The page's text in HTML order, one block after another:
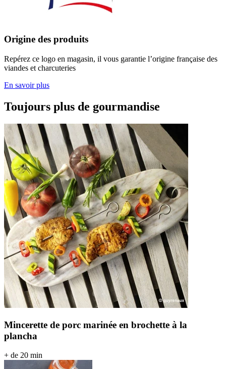
Origine des produits
Repérez ce logo en magasin, il vous garantie l’origine française des
viandes et charcuteries
En savoir plus
Toujours plus de gourmandise
Mincerette de porc marinée en brochette à la
plancha
+ de 20 min